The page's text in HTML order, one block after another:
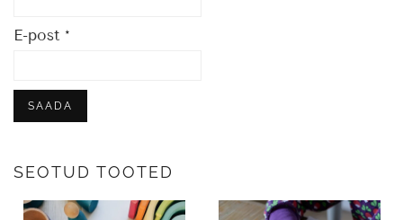
E-post *
SEOTUD TOOTED